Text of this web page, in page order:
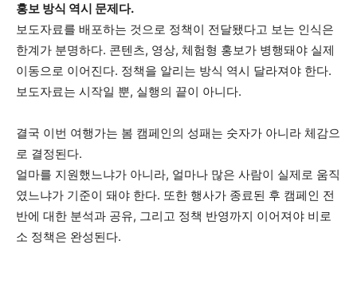
홍보 방식 역시 문제다.
보도자료를 배포하는 것으로 정책이 전달됐다고 보는 인식은
한계가 분명하다. 콘텐츠, 영상, 체험형 홍보가 병행돼야 실제
이동으로 이어진다. 정책을 알리는 방식 역시 달라져야 한다.
보도자료는 시작일 뿐, 실행의 끝이 아니다.
결국 이번 여행가는 봄 캠페인의 성패는 숫자가 아니라 체감으
로 결정된다.
얼마를 지원했느냐가 아니라, 얼마나 많은 사람이 실제로 움직
였느냐가 기준이 돼야 한다. 또한 행사가 종료된 후 캠페인 전
반에 대한 분석과 공유, 그리고 정책 반영까지 이어져야 비로
소 정책은 완성된다.